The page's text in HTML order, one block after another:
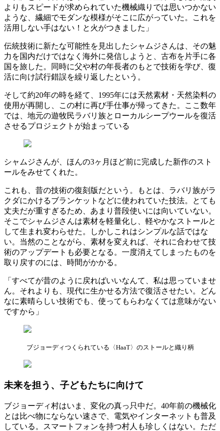
よりもスピードが求められていた機械織りでは思いつかない
ような、繊細でモダンな模様がそこに広がっていた。これを
活用しない手はない！と火がつきました」
伝統技術に新たな可能性を見出したシャムジさんは、その魅
力を国内だけではなく海外に発信しようと、古布を片手に各
国を旅した。同時に父や村の年長者のもとで技術を学び、復
活に向け試行錯誤を繰り返したという。
そして約20年の時を経て、1995年には天然素材・天然染料の
使用が再開し、この村に再び手仕事が帰ってきた。ここ数年
では、地元の遊牧民ラバリ族とローカルシープウールを復活
させるプロジェクトが始まっている
シャムジさんが、ほんの3ヶ月ほど前に完成した新作のスト
ールをみせてくれた。
これも、昔の技術の復刻版だという。もとは、ラバリ族がラ
クダにかけるブランケットなどに使われていた技法。とても
丈夫だが重すぎるため、あまり普段使いには向いていない。
そこでシャムジさんは素材を軽量化し、軽やかなストールと
して生まれ変わらせた。しかしこれはシンプルな話ではな
い。当然のことながら、素材を変えれば、それに合わせて技
術のアップデートも必要となる。一度消えてしまったものを
取り戻すのには、時間がかかる。
「すべてが昔のように戻ればいいなんて、私は思っていませ
ん。それよりも、現代に生かせる方法で復活させたい。どん
なに素晴らしい技術でも、使ってもらわなくては意味がない
ですから」
ブジョーディつくられている〈HaaT〉のストールと織り柄
未来を担う、子どもたちに向けて
ブジョーディ村はいま、変化の真っ只中だ。40年前の機械化
とは比べ物にならない速さで、電気やインターネットも普及
している。スマートフォンを持つ村人も珍しくはない。ただ